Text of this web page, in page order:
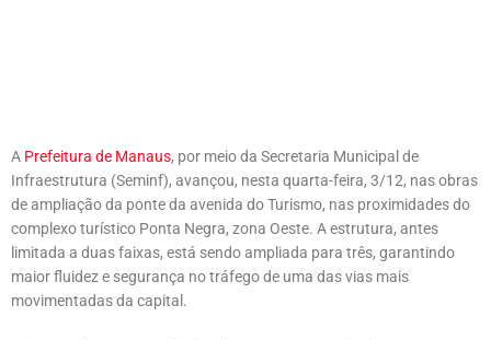
A Prefeitura de Manaus, por meio da Secretaria Municipal de
Infraestrutura (Seminf), avançou, nesta quarta-feira, 3/12, nas obras
de ampliação da ponte da avenida do Turismo, nas proximidades do
complexo turístico Ponta Negra, zona Oeste. A estrutura, antes
limitada a duas faixas, está sendo ampliada para três, garantindo
maior fluidez e segurança no tráfego de uma das vias mais
movimentadas da capital.